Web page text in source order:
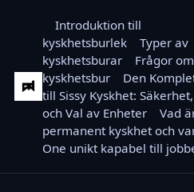
Introduktion till
kyskhetsburlek
Typer av
kyskhetsburar
Frågor om
kyskhetsbur
Den
till Sissy Kyskhet:
och Val av Enheter
Vad
permanent kyskhet och
One unikt kapabel till